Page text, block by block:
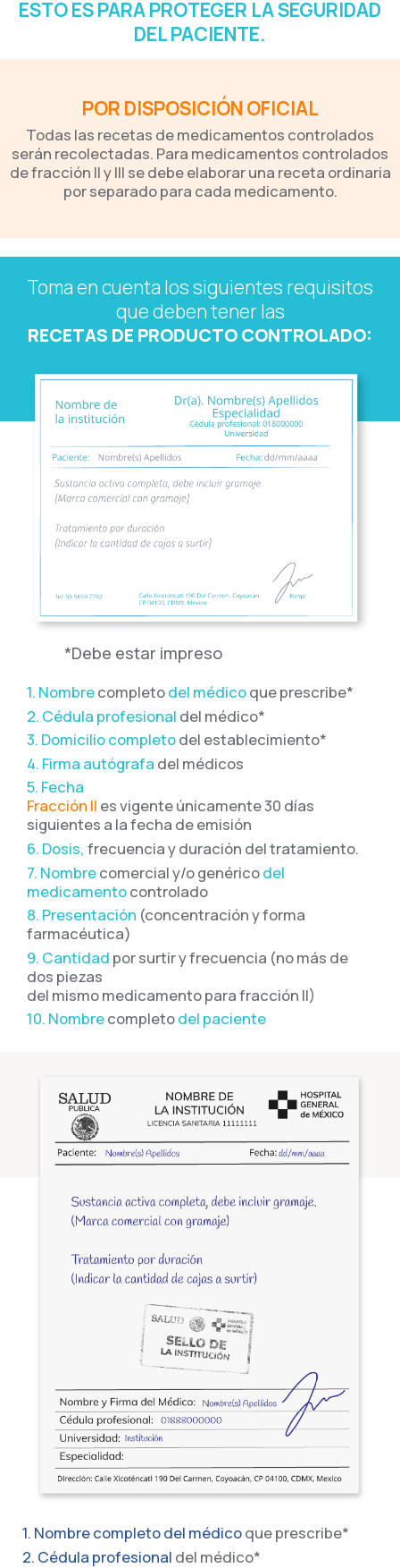
ESTO ES PARA PROTEGER LA SEGURIDAD
DEL PACIENTE.
POR DISPOSICIÓN OFICIAL
Todas las recetas de medicamentos controlados
serán recolectadas. Para medicamentos controlados
de fracción II y III se debe elaborar una receta ordinaria
por separado para cada medicamento.
Toma en cuenta los siguientes requisitos
que deben tener las
RECETAS DE PRODUCTO CONTROLADO:
*Debe estar impreso
1. Nombrecompletodel médicoque prescribe*
2. Cédula profesional del médico*
3. Domicilio completodel establecimiento*
4. Firma autógrafa del médicos
5. Fecha
Fracción II es vigente únicamente 30 días
siguientes a la fecha de emisión
6. Dosis, frecuencia y duración del tratamiento.
7. Nombrecomercial y/o genéricodel
medicamentocontrolado
8. Presentación (concentración y forma
farmacéutica)
9. Cantidad por surtir y frecuencia (no más de
dos piezas
del mismo medicamento para fracción II)
10. Nombrecompletodel paciente
1. Nombre completo del médicoque prescribe*
2. Cédula profesional del médico*